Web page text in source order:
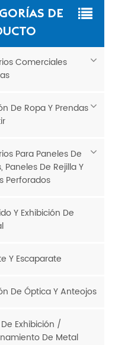
DE
Comerciales
De Ropa Y Prendas
Para Paneles De
Paneles De Rejilla Y
Perforados
Y Exhibición De
Y Escaparate
De Óptica Y Anteojos
Exhibición /
De Metal